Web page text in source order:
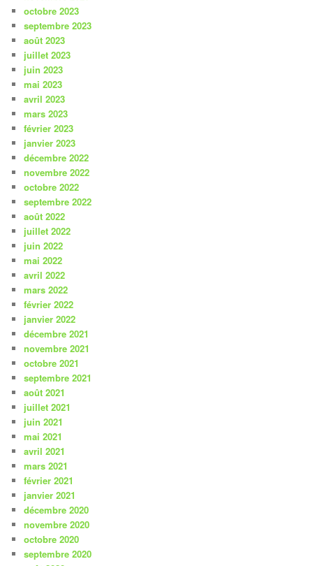
octobre 2023
septembre 2023
août 2023
juillet 2023
juin 2023
mai 2023
avril 2023
mars 2023
février 2023
janvier 2023
décembre 2022
novembre 2022
octobre 2022
septembre 2022
août 2022
juillet 2022
juin 2022
mai 2022
avril 2022
mars 2022
février 2022
janvier 2022
décembre 2021
novembre 2021
octobre 2021
septembre 2021
août 2021
juillet 2021
juin 2021
mai 2021
avril 2021
mars 2021
février 2021
janvier 2021
décembre 2020
novembre 2020
octobre 2020
septembre 2020